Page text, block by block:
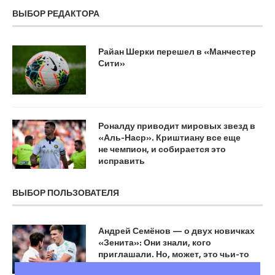
ВЫБОР РЕДАКТОРА
Райан Шерки перешел в «Манчестер
Сити»
Роналду приводит мировых звезд в
«Аль-Наср». Криштиану все еще
не чемпион, и собирается это
исправить
ВЫБОР ПОЛЬЗОВАТЕЛЯ
Андрей Семёнов — о двух новичках
«Зенита»: Они знали, кого
приглашали. Но, может, это чьи-то
отдельные решения…